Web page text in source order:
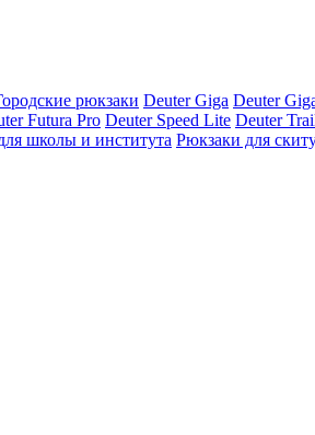
рюкзаки Deuter Giga Deuter
Futura Pro Deuter Speed Lite Deuter
школы и института Рюкзаки для